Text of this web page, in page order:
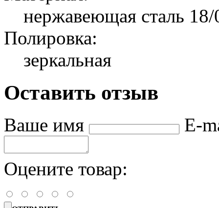
нержавеющая сталь 18/
Полировка:
зеркальная
Оставить отзыв
Ваше имя E-
Оцените товар: